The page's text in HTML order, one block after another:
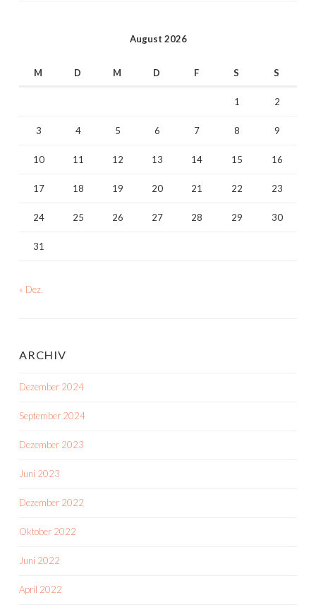
August 2026
M D M D F S S
1 2
3 4 5 6 7 8 9
10 11 12 13 14 15 16
17 18 19 20 21 22 23
24 25 26 27 28 29 30
31
« Dez.
ARCHIV
Dezember 2024
September 2024
Dezember 2023
Juni 2023
Dezember 2022
Oktober 2022
Juni 2022
April 2022